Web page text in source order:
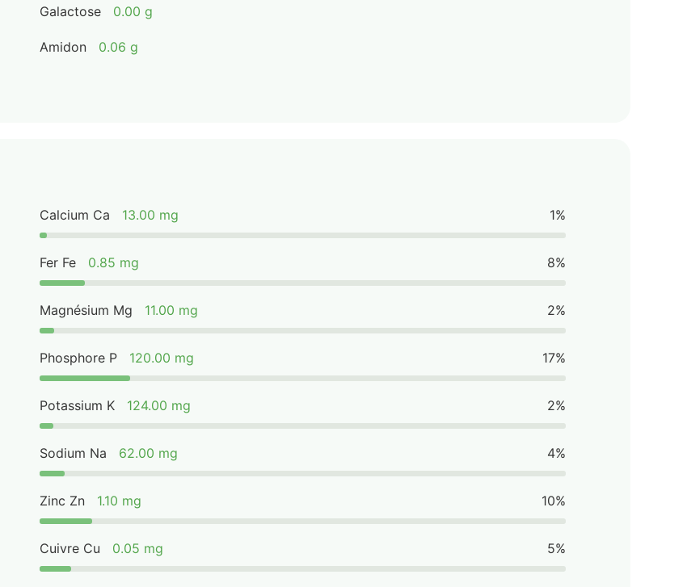
Galactose 0.00 g
Amidon 0.06 g
Calcium Ca 13.00 mg 1%
Fer Fe 0.85 mg 8%
Magnésium Mg 11.00 mg 2%
Phosphore P 120.00 mg 17%
Potassium K 124.00 mg 2%
Sodium Na 62.00 mg 4%
Zinc Zn 1.10 mg 10%
Cuivre Cu 0.05 mg 5%